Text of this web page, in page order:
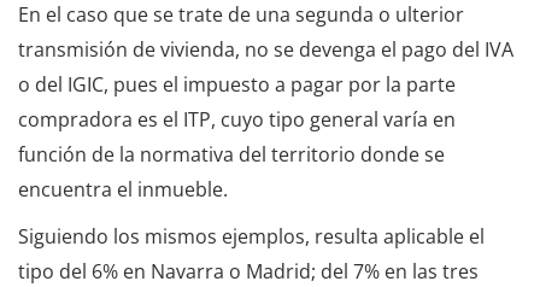
En el caso que se trate de una segunda o ulterior
transmisión de vivienda, no se devenga el pago del IVA
o del IGIC, pues el impuesto a pagar por la parte
compradora es el ITP, cuyo tipo general varía en
función de la normativa del territorio donde se
encuentra el inmueble.
Siguiendo los mismos ejemplos, resulta aplicable el
tipo del 6% en Navarra o Madrid; del 7% en las tres